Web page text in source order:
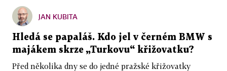
JAN KUBITA
Hledá se papaláš. Kdo jel v černém BMW s
majákem skrze „Turkovu“ křižovatku?
Před několika dny se do jedné pražské křižovatky